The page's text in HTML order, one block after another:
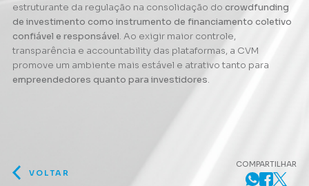
estruturante da regulação na consolidação do crowdfunding
de investimento como instrumento de financiamento coletivo
confiável e responsável. Ao exigir maior controle,
transparência e accountability das plataformas, a CVM
promove um ambiente mais estável e atrativo tanto para
empreendedores quanto para investidores.
VOLTAR
COMPARTILHAR